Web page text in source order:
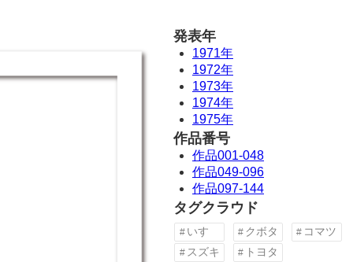
発表年
1971年
1972年
1973年
1974年
1975年
作品番号
作品001-048
作品049-096
作品097-144
タグクラウド
いすゞ クボタ
コマツ
スズキ
トヨタ